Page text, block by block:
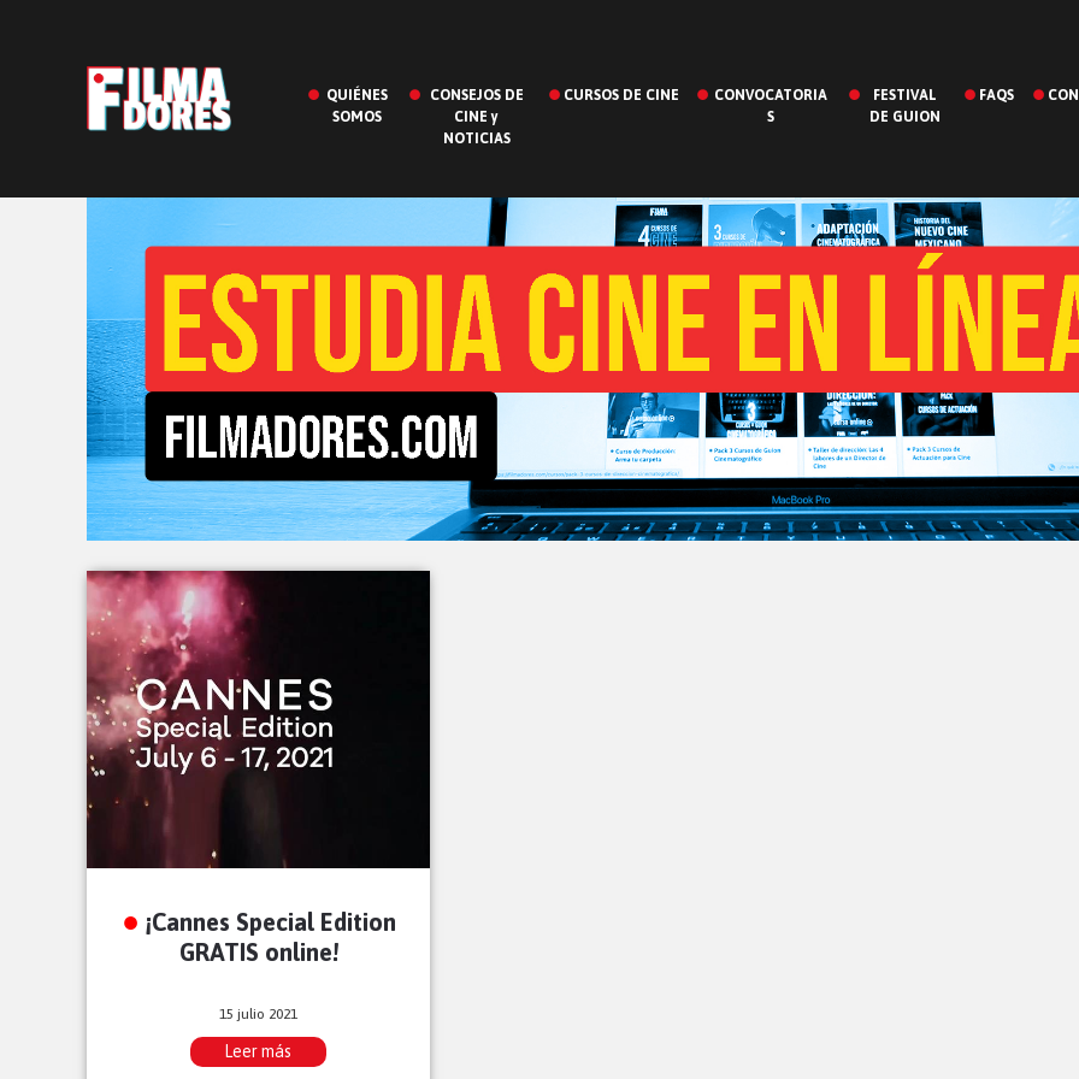
QUIÉNES
SOMOS
CONSEJOS DE
CINE y
NOTICIAS
CURSOS DE CINE
CONVOCATORIA
S
FESTIVAL
DE GUION
FAQS
¡Cannes Special Edition
GRATIS online!
15 julio 2021
Leer más